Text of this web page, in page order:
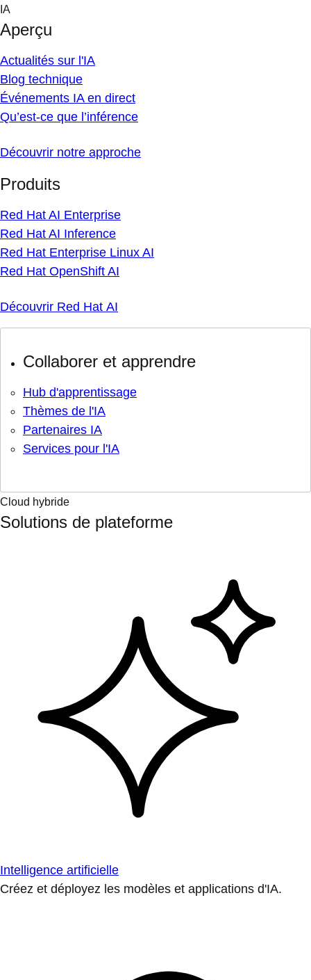
Skip
content
IA
Aperçu
Actualités sur l'IA
Blog technique
Événements IA en direct
Qu’est-ce que l’inférence
Découvrir notre approche
Produits
Red Hat AI Enterprise
Red Hat AI Inference
Red Hat Enterprise Linux AI
Red Hat OpenShift AI
Découvrir Red Hat AI
Collaborer et apprendre
Hub d'apprentissage
Thèmes de l'IA
Partenaires IA
Services pour l'IA
Cloud hybride
Solutions de plateforme
Intelligence artificielle
Créez et déployez les modèles et applications d'IA.